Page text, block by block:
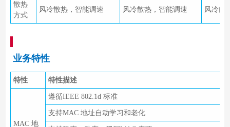
散热
方式
风冷散热，智能调速 风冷散热，智能调速 风冷散
业务特性
特性 特性描述
MAC 地
遵循IEEE 802.1d 标准
支持MAC 地址自动学习和老化